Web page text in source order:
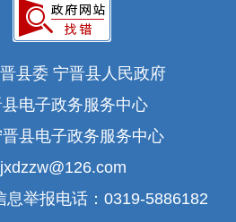
县委 宁晋县人民政府
电子政务服务中心
县电子政务服务中心
息举报电话：0319-5886182